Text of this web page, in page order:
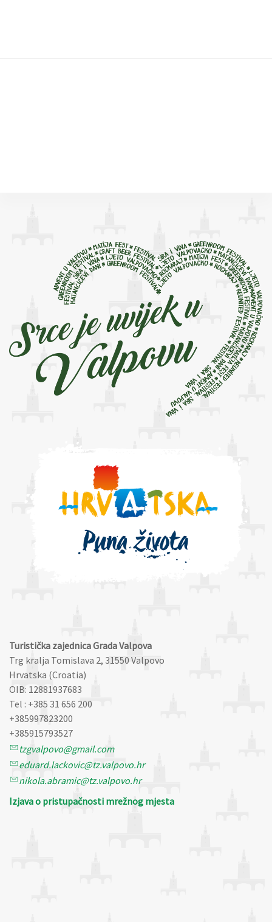
Turistička zajednica Grada Valpova
Trg kralja Tomislava 2, 31550 Valpovo
Hrvatska (Croatia)
OIB: 12881937683
Tel : +385 31 656 200
+385997823200
+385915793527
tzgvalpovo@gmail.com
eduard.lackovic@tz.valpovo.hr
nikola.abramic@tz.valpovo.hr
Izjava o pristupačnosti mrežnog mjesta